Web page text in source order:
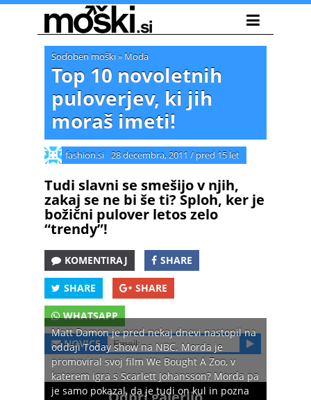
Sodoben moški» Moda
Top 10 novoletnih
puloverjev, ki jih
moraš imeti!
fashion.si 28 decembra, 2011 / pred 15 let
Tudi slavni se smešijo v njih,
zakaj se ne bi še ti? Sploh, ker je
božični pulover letos zelo
“trendy”!
KOMENTIRAJ SHARE
SHARE SHARE
WHATSAPP
NOVICE
Matt Damon je pred nekaj dnevi nastopil na
oddaji Today show na NBC. Morda je
promoviral svoj film We Bought A Zoo, v
katerem igra s Scarlett Johansson? Morda pa
je samo pokazal, da je tudi on kul in pozna